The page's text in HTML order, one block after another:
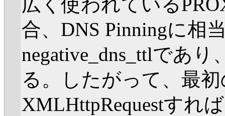
合、DNS Pinningに相
negative_dns_ttlであ
る。したがって、最
XMLHttpRequestすれ